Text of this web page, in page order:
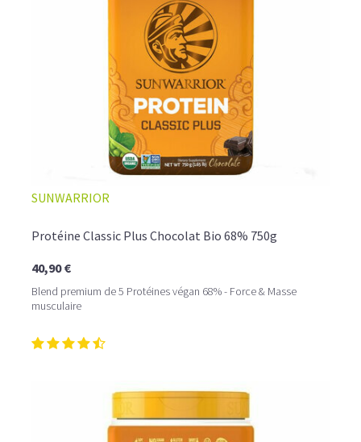
☕ LATTE MACCHIATO GLACÉ
SUNWARRIOR
Protéine Classic Plus Chocolat Bio 68% 750g
40,90 €
Blend premium de 5 Protéines végan 68% - Force & Masse
musculaire